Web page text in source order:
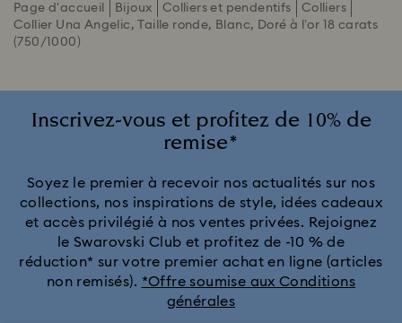
Page d'accueil Bijoux Colliers et pendentifs
Colliers
Collier Una Angelic, Taille ronde, Blanc, Doré à l’or 18 carats
(750/1000)
Inscrivez-vous et profitez de 10% de
remise*
Soyez le premier à recevoir nos actualités sur nos
collections, nos inspirations de style, idées cadeaux
et accès privilégié à nos ventes privées. Rejoignez
le Swarovski Club et profitez de -10 % de
réduction* sur votre premier achat en ligne (articles
non remisés). *Offre soumise aux Conditions
générales